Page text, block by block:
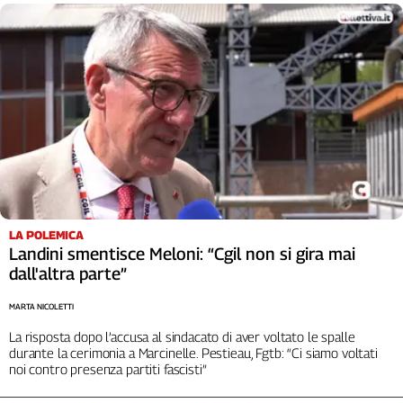
LA POLEMICA
Landini smentisce Meloni: “Cgil non si gira mai
dall'altra parte”
La risposta dopo l’accusa al sindacato di aver voltato le spalle
durante la cerimonia a Marcinelle. Pestieau, Fgtb: “Ci siamo voltati
noi contro presenza partiti fascisti”
MARTA NICOLETTI